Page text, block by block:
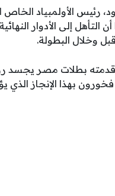
رئيس الأولمبياد
التأهل إلى الأدوار
قبل وخلال البطولة.
بطلات مصر يجسد روح
بهذا الإنجاز الذي